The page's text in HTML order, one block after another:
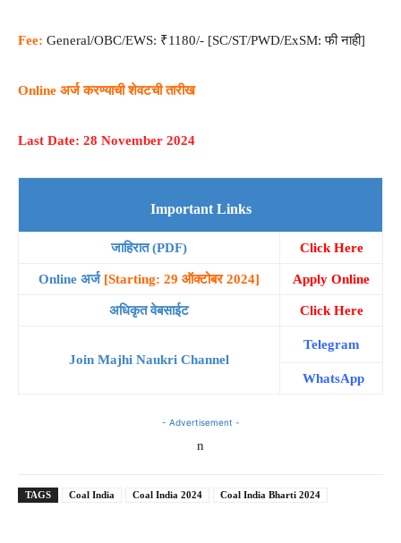
Fee: General/OBC/EWS: ₹1180/- [SC/ST/PWD/ExSM: फी नाही]
Online अर्ज करण्याची शेवटची तारीख
Last Date: 28 November 2024
Important Links
जाहिरात (PDF) Click Here
Online अर्ज [Starting: 29 ऑक्टोबर 2024] Apply Online
अधिकृत वेबसाईट Click Here
Join Majhi Naukri Channel
Telegram
WhatsApp
- Advertisement -
n
TAGS Coal India Coal India 2024 Coal India Bharti 2024